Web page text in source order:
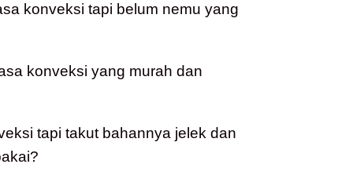
konveksi tapi belum nemu yang
konveksi yang murah dan
tapi takut bahannya jelek dan